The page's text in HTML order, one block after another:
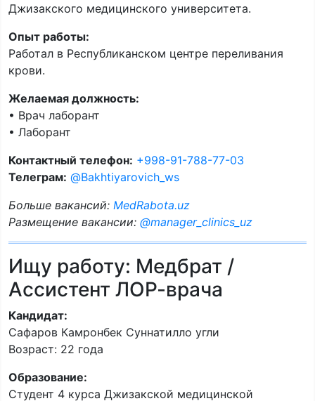
Джизакского медицинского университета.
Опыт работы:
Работал в Республиканском центре переливания
крови.
Желаемая должность:
• Врач лаборант
• Лаборант
Контактный телефон: +998-91-788-77-03
Телеграм: @Bakhtiyarovich_ws
Больше вакансий: MedRabota.uz
Размещение вакансии: @manager_clinics_uz
Ищу работу: Медбрат /
Ассистент ЛОР-врача
Кандидат:
Сафаров Камронбек Суннатилло угли
Возраст: 22 года
Образование:
Студент 4 курса Джизакской медицинской